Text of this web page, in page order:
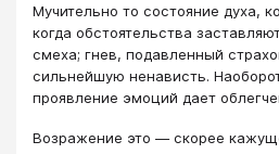
Мучительно то состояние духа,
когда обстоятельства
смеха; гнев, подавленный
сильнейшую ненависть.
проявление эмоций дает
Возражение это — скорее